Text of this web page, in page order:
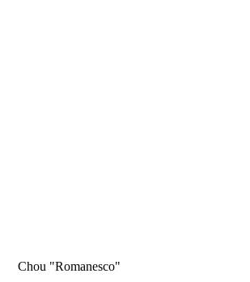
Chou "Romanesco"